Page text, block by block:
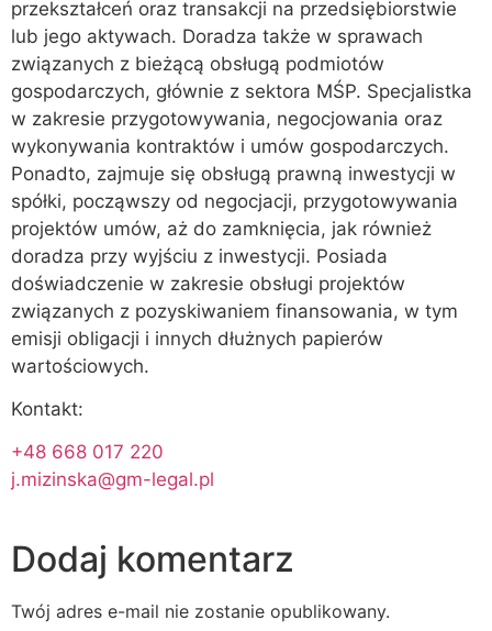
przekształceń oraz transakcji na przedsiębiorstwie
lub jego aktywach. Doradza także w sprawach
związanych z bieżącą obsługą podmiotów
gospodarczych, głównie z sektora MŚP. Specjalistka
w zakresie przygotowywania, negocjowania oraz
wykonywania kontraktów i umów gospodarczych.
Ponadto, zajmuje się obsługą prawną inwestycji w
spółki, począwszy od negocjacji, przygotowywania
projektów umów, aż do zamknięcia, jak również
doradza przy wyjściu z inwestycji. Posiada
doświadczenie w zakresie obsługi projektów
związanych z pozyskiwaniem finansowania, w tym
emisji obligacji i innych dłużnych papierów
wartościowych.
Kontakt:
+48 668 017 220
j.mizinska@gm-legal.pl
Dodaj komentarz
Twój adres e-mail nie zostanie opublikowany.